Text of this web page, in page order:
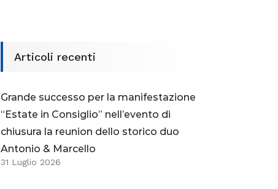
Articoli recenti
Grande successo per la manifestazione
“Estate in Consiglio” nell’evento di
chiusura la reunion dello storico duo
Antonio & Marcello
31 Luglio 2026